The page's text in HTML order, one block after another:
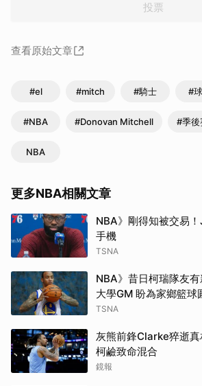
投票
查看原始文章
#el #mitch #騎士 #
#NBA #Donovan Mitchell #季後
NBA
更多NBA相關文章
NBA》剛得知被交易
手機
TSNA
NBA》昔日柯瑞隊友
大學GM 盼為家鄉籃球
TSNA
灰熊前鋒Clarke猝逝
柯鹼致命混合
鏡報